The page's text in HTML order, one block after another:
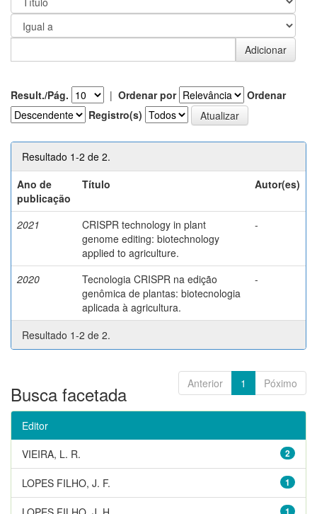
Result./Pág. | Ordenar por
Ordenar
Registro(s)
Resultado 1-2 de 2.
Ano de
publicação
Título Autor(es)
2021
CRISPR technology in plant
genome editing: biotechnology
applied to agriculture.
-
2020
Tecnologia CRISPR na edição
genômica de plantas: biotecnologia
aplicada à agricultura.
-
Resultado 1-2 de 2.
Anterior 1 Póximo
Busca facetada
Editor
2
VIEIRA, L. R.
1
LOPES FILHO, J. F.
1